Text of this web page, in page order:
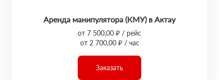
Аренда манипулятора (КМУ) в Актау
от 7 500,00 ₽ / рейс
от 2 700,00 ₽ / час
Заказать